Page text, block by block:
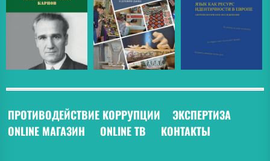
ПРОТИВОДЕЙСТВИЕ КОРРУПЦИИ ЭКСПЕРТИЗА
ONLINE МАГАЗИН
ONLINE ТВ КОНТАКТЫ